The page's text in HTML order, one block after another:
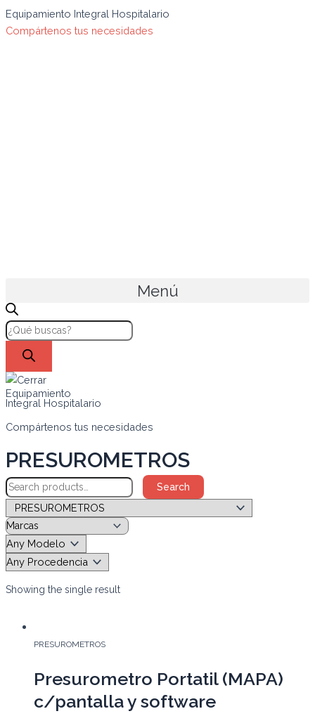
Ir
al
Equipamiento Integral Hospitalario
Compártenos tus necesidades
Menú
Búsqueda
de
Equipamiento
Integral Hospitalario
Compártenos tus necesidades
PRESUROMETROS
Search
for:
Search
Showing the single result
PRESUROMETROS
Presurometro Portatil (MAPA)
c/pantalla y software